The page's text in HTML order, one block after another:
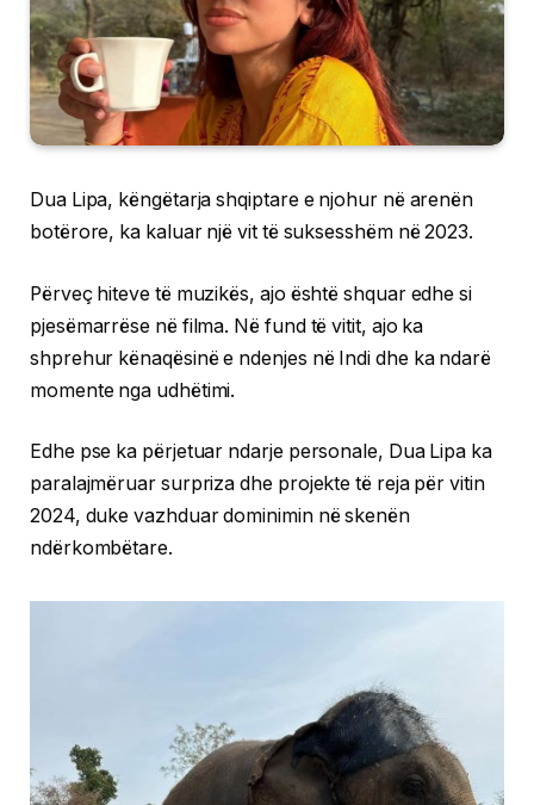
Dua Lipa, këngëtarja shqiptare e njohur në arenën
botërore, ka kaluar një vit të suksesshëm në 2023.
Përveç hiteve të muzikës, ajo është shquar edhe si
pjesëmarrëse në filma. Në fund të vitit, ajo ka
shprehur kënaqësinë e ndenjes në Indi dhe ka ndarë
momente nga udhëtimi.
Edhe pse ka përjetuar ndarje personale, Dua Lipa ka
paralajmëruar surpriza dhe projekte të reja për vitin
2024, duke vazhduar dominimin në skenën
ndërkombëtare.